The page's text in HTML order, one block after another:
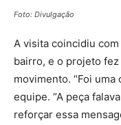
Foto: Divulgação
A visita coincidiu com
bairro, e o projeto
movimento. “Foi uma
equipe. “A peça
reforçar essa